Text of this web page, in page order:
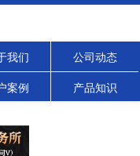
我们 公司动态
案例 产品知识